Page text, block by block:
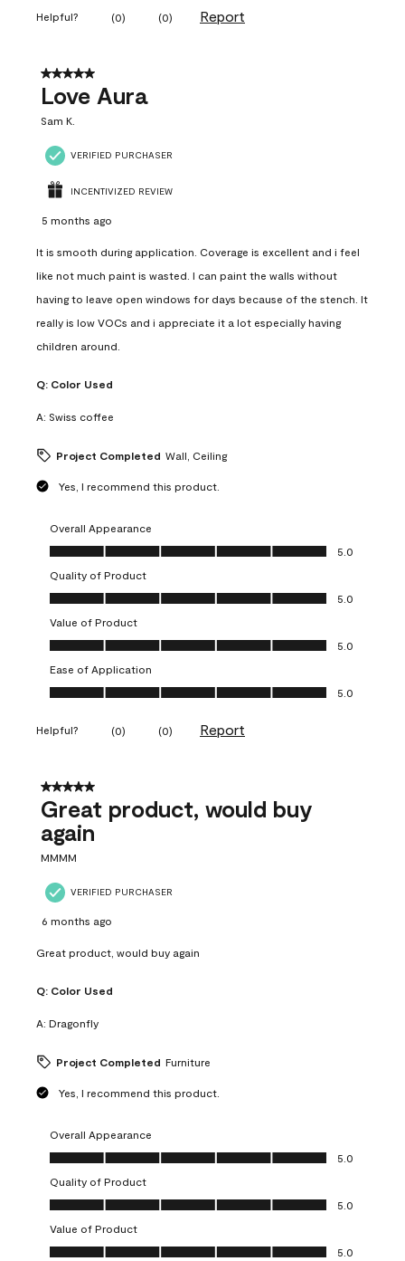
Helpful? (0) (0) Report
5 out of 5 stars.
Love Aura
Sam K.
VERIFIED PURCHASER
INCENTIVIZED REVIEW
5 months ago
It is smooth during application. Coverage is excellent and i feel
like not much paint is wasted. I can paint the walls without
having to leave open windows for days because of the stench. It
really is low VOCs and i appreciate it a lot especially having
children around.
Q: Color Used
A: Swiss coffee
Project Completed Wall, Ceiling
Yes, I recommend this product.
Overall Appearance
Overall Appearance, 5.0 out of 5
5.0
Quality of Product
Quality of Product, 5.0 out of 5
5.0
Value of Product
Value of Product, 5.0 out of 5
5.0
Ease of Application
Ease of Application, 5.0 out of 5
5.0
Helpful? (0) (0) Report
5 out of 5 stars.
Great product, would buy
again
MMMM
VERIFIED PURCHASER
6 months ago
Great product, would buy again
Q: Color Used
A: Dragonfly
Project Completed Furniture
Yes, I recommend this product.
Overall Appearance
Overall Appearance, 5.0 out of 5
5.0
Quality of Product
Quality of Product, 5.0 out of 5
5.0
Value of Product
Value of Product, 5.0 out of 5
5.0